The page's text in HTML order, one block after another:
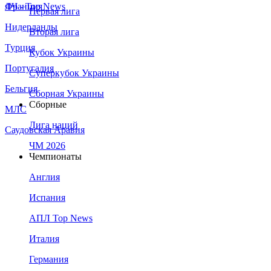
Франция
Нидерланды
Турция
Португалия
Бельгия
МЛС
Саудовская Аравия
ЛЧ - Top News
Первая лига
Вторая лига
Кубок Украины
Суперкубок Украины
Сборная Украины
Сборные
Лига наций
ЧМ 2026
Чемпионаты
Англия
Испания
АПЛ Top News
Италия
Германия